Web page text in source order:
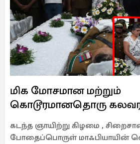
மிக மோசமான மற்றும்
கொடூரமானதொரு
கடந்த ஞாயிற்று கிழமை ,
போதைப்பொருள் மாஃபியாயின்